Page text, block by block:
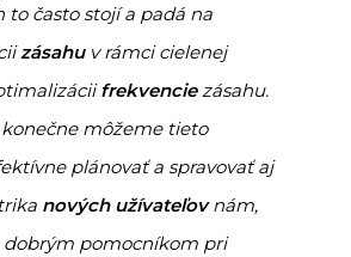
to často stojí a padá na
zásahuv rámci cielenej
frekvenciezásahu.
konečne môžeme tieto
plánovať a spravovať aj
nových užívateľovnám,
dobrým pomocníkom pri